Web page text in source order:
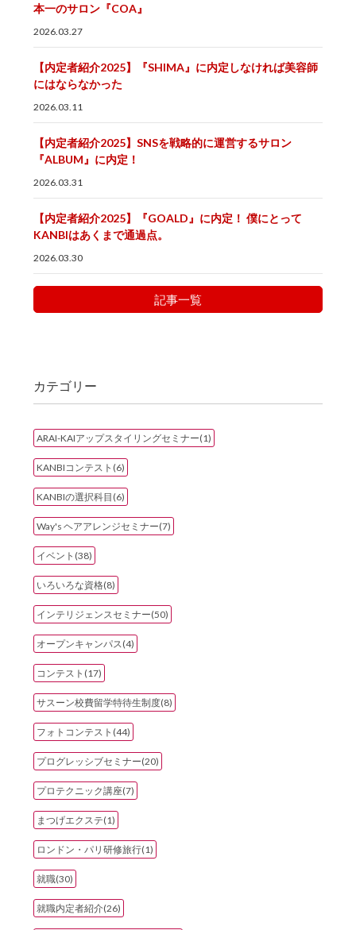
本一のサロン『COA』
2026.03.27
【内定者紹介2025】『SHIMA』に内定しなければ美容師
にはならなかった
2026.03.11
【内定者紹介2025】SNSを戦略的に運営するサロン
『ALBUM』に内定！
2026.03.31
【内定者紹介2025】『GOALD』に内定！ 僕にとって
KANBIはあくまで通過点。
2026.03.30
記事一覧
カテゴリー
ARAI-KAIアップスタイリングセミナー(1)
KANBIコンテスト(6)
KANBIの選択科目(6)
Way's ヘアアレンジセミナー(7)
イベント(38)
いろいろな資格(8)
インテリジェンスセミナー(50)
オープンキャンパス(4)
コンテスト(17)
サスーン校費留学特待生制度(8)
フォトコンテスト(44)
プログレッシブセミナー(20)
プロテクニック講座(7)
まつげエクステ(1)
ロンドン・パリ研修旅行(1)
就職(30)
就職内定者紹介(26)